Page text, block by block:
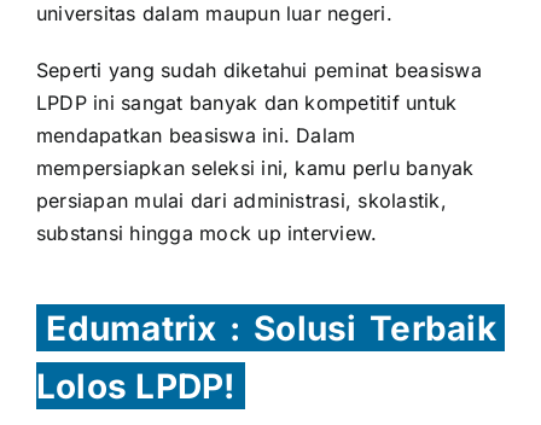
universitas dalam maupun luar negeri.
Seperti yang sudah diketahui peminat beasiswa
LPDP ini sangat banyak dan kompetitif untuk
mendapatkan beasiswa ini. Dalam
mempersiapkan seleksi ini, kamu perlu banyak
persiapan mulai dari administrasi, skolastik,
substansi hingga mock up interview.
Edumatrix : Solusi Terbaik
Lolos LPDP!